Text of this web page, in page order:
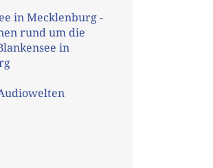
in Mecklenburg -
rund um die
in